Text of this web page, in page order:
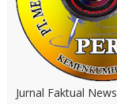
Jurnal Faktual News